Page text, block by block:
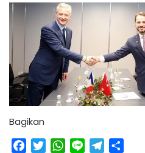
Bagikan
Facebook
TwitterWhatsApp
Line Telegram